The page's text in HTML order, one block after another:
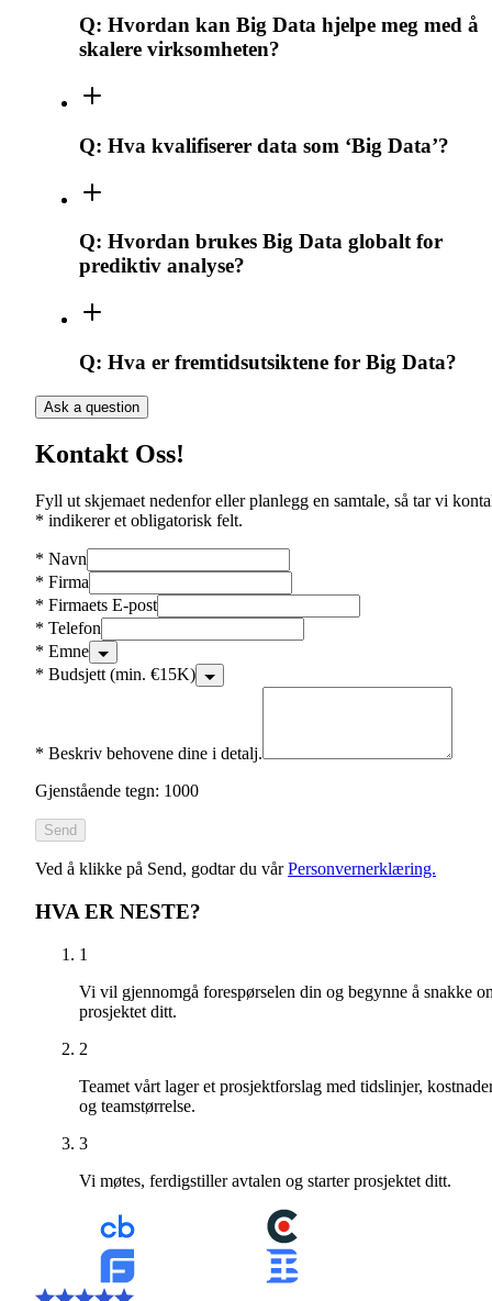
Q: Hvordan kan Big Data hjelpe meg med å
skalere virksomheten?
Q: Hva kvalifiserer data som ‘Big Data’?
Q: Hvordan brukes Big Data globalt for
prediktiv analyse?
Q: Hva er fremtidsutsiktene for Big Data?
Ask a question
Kontakt Oss!
Fyll ut skjemaet nedenfor eller planlegg en samtale, så tar vi
* indikerer et obligatorisk felt.
* Navn
* Firma
* Firmaets E-post
* Telefon
* Emne
* Budsjett (min. €15K)
* Beskriv behovene dine i detalj.
Gjenstående tegn: 1000
Send
Ved å klikke på Send, godtar du vårPersonvernerklæring.
HVA ER NESTE?
1
Vi vil gjennomgå forespørselen din og begynne å snakke
prosjektet ditt.
2
Teamet vårt lager et prosjektforslag med tidslinjer,
og teamstørrelse.
3
Vi møtes, ferdigstiller avtalen og starter prosjektet ditt.